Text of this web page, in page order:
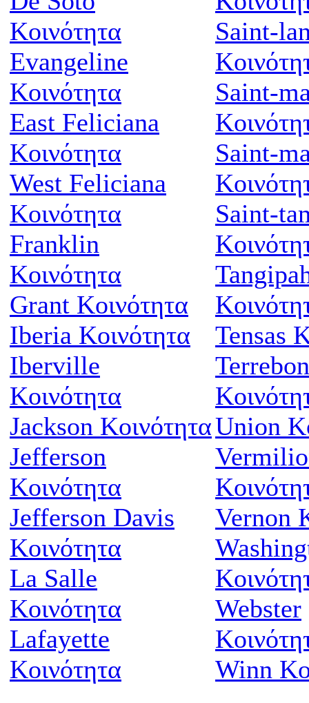
Κοινότητα
Evangeline
Κοινότητα
East Feliciana
Κοινότητα
West Feliciana
Κοινότητα
Franklin
Κοινότητα
Grant Κοινότητα
Iberia Κοινότητα
Iberville
Κοινότητα
Jackson Κοινότητα
Jefferson
Κοινότητα
Jefferson Davis
Κοινότητα
La Salle
Κοινότητα
Lafayette
Κοινότητα
Saint-
Saint-
Saint-
Saint-
Tensas
Union
Vernon
Webster
Winn